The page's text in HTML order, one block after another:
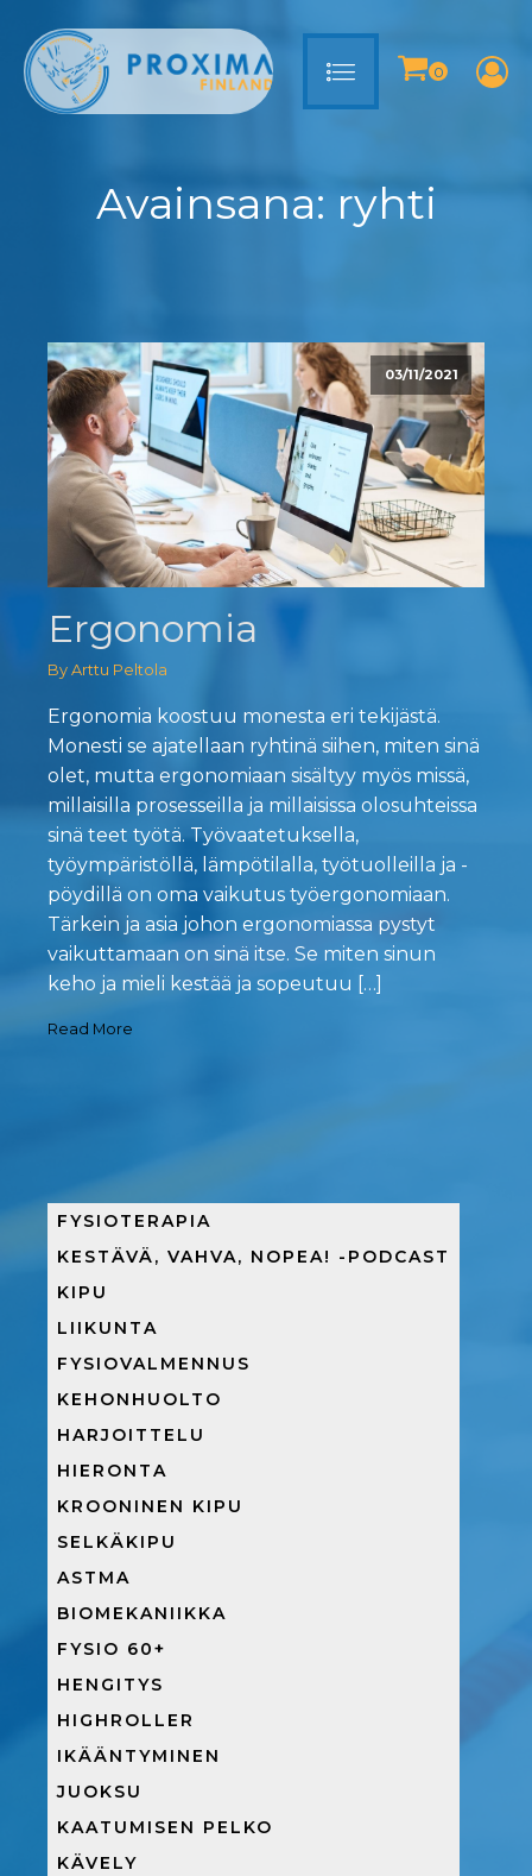
Avainsana: ryhti
03/11/2021
Ergonomia
By Arttu Peltola
Ergonomia koostuu monesta eri tekijästä.
Monesti se ajatellaan ryhtinä siihen, miten sinä
olet, mutta ergonomiaan sisältyy myös missä,
millaisilla prosesseilla ja millaisissa olosuhteissa
sinä teet työtä. Työvaatetuksella,
työympäristöllä, lämpötilalla, työtuolleilla ja -
pöydillä on oma vaikutus työergonomiaan.
Tärkein ja asia johon ergonomiassa pystyt
vaikuttamaan on sinä itse. Se miten sinun
keho ja mieli kestää ja sopeutuu […]
Read More
FYSIOTERAPIA
KESTÄVÄ, VAHVA, NOPEA! -PODCAST
KIPU
LIIKUNTA
FYSIOVALMENNUS
KEHONHUOLTO
HARJOITTELU
HIERONTA
KROONINEN KIPU
SELKÄKIPU
ASTMA
BIOMEKANIIKKA
FYSIO 60+
HENGITYS
HIGHROLLER
IKÄÄNTYMINEN
JUOKSU
KAATUMISEN PELKO
KÄVELY